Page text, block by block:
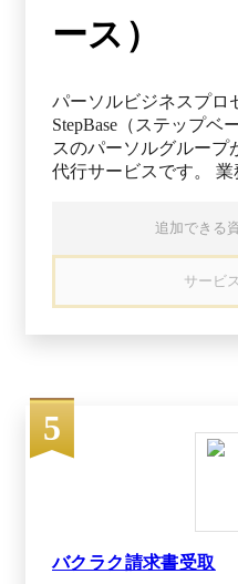
ース）
パーソルビジネスプロ
StepBase（ステップベ
スのパーソルグループ
代行サービスです。 業務効率化やアウトソーシ
代行ノウハウを活かし
いう国内でも導入しや
供しております。 また、品質に関しては、再委
託スタッフが対応する
行サービスの中でも珍
の厳しい選考をクリア
ただいております。 業務プロセスの改善を実現
したい企業様はぜひ
サービ
追加できる
5
バクラク請求書受取